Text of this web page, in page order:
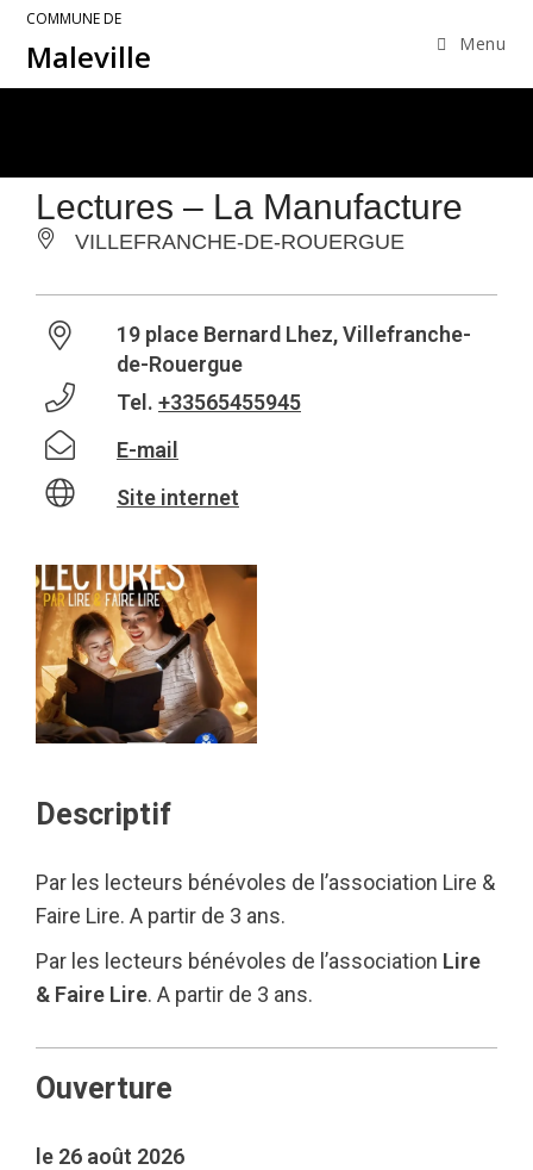
COMMUNE DE
Maleville Menu
Lectures – La Manufacture
VILLEFRANCHE-DE-ROUERGUE
19 place Bernard Lhez, Villefranche-
de-Rouergue
Tel. +33565455945
E-mail
Site internet
Descriptif
Par les lecteurs bénévoles de l’association Lire &
Faire Lire. A partir de 3 ans.
Par les lecteurs bénévoles de l’association Lire
& Faire Lire. A partir de 3 ans.
Ouverture
le 26 août 2026